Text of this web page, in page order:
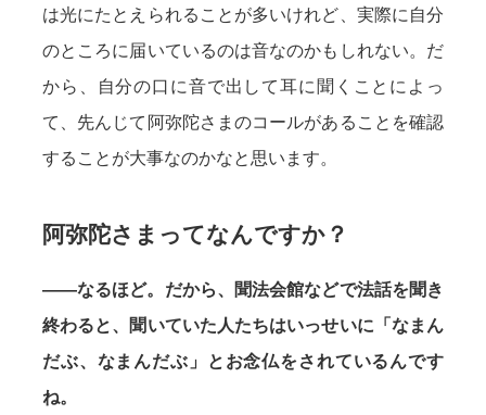
は光にたとえられることが多いけれど、実際に自分
のところに届いているのは音なのかもしれない。だ
から、自分の口に音で出して耳に聞くことによっ
て、先んじて阿弥陀さまのコールがあることを確認
することが大事なのかなと思います。
阿弥陀さまってなんですか？
——なるほど。だから、聞法会館などで法話を聞き
終わると、聞いていた人たちはいっせいに「なまん
だぶ、なまんだぶ」とお念仏をされているんです
ね。